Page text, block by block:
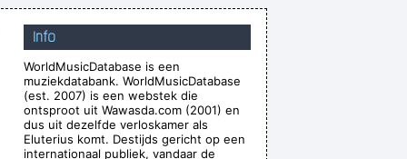
Brought Colors To My Life~ George Strait
about a beat apart.
What I Do And What A Lot Of Guitar
Heroes Do ~ The Edge
habits; I take tea at three~ Mick Jagger
with the money. You're the real prize. The
Info
WorldMusicDatabase is een
muziekdatabank. WorldMusicDatabase
(est. 2007) is een webstek die
ontsproot uit Wawasda.com (2001) en
dus uit dezelfde verloskamer als
Eluterius komt. Destijds gericht op een
internationaal publiek, vandaar de